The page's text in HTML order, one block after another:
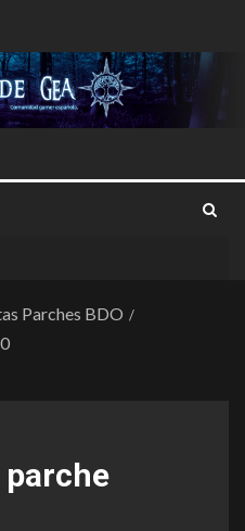
Parches BDO
parche